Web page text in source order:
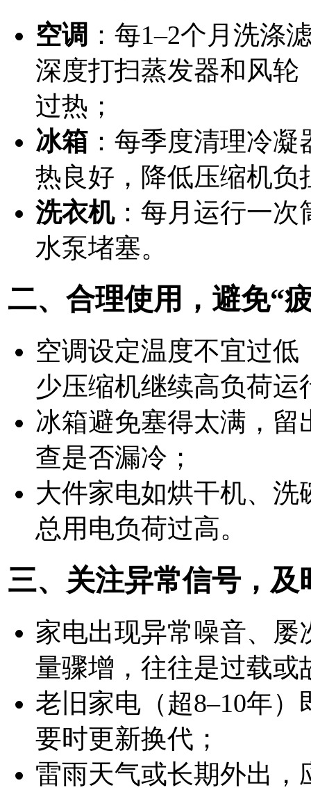
空调 ：每1–2个月洗涤
深度打扫蒸发器和风轮
过热；
冰箱 ：每季度清理冷
热良好，降低压缩机负
洗衣机：每月运行一次
水泵堵塞。
二、合理使用，避免“
空调设定温度不宜过
少压缩机继续高负荷运
冰箱避免塞得太满，
查是否漏冷；
大件家电如烘干机、
总用电负荷过高。
三、关注异常信号，及
家电出现异常噪音、屡
量骤增，往往是过载或
老旧家电（超8–10年
要时更新换代；
雷雨天气或长期外出